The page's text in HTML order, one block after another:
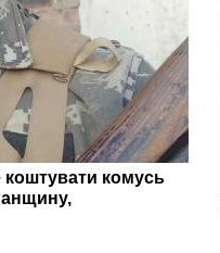
закупівель